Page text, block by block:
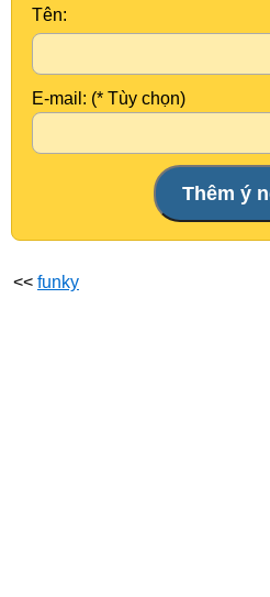
Tên:
E-mail: (* Tùy chọn)
<< funky